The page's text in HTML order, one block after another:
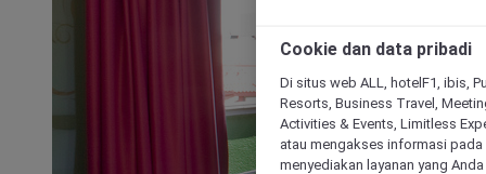
Cookie dan data pribadi
Di situs web ALL, hotelF1, ibis,
Resorts, Business Travel,
Activities & Events, Limitless
atau mengakses informasi
menyediakan layanan yang